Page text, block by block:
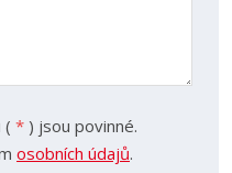
( * ) jsou povinné.
osobních údajů.